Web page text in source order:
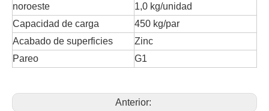
noroeste
1,0 kg/unidad
Capacidad de carga
450 kg/par
Acabado de superficies
Zinc
Pareo
G1
Anterior: